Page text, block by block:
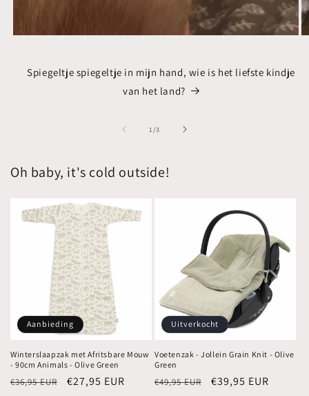
Spiegeltje spiegeltje in mijn hand, wie is het liefste kindje
van het land?
1 /van
3
Oh baby, it's cold outside!
Aanbieding
Winterslaapzak met Afritsbare Mouw
- 90cm Animals - Olive Green
Normale
€36,95 EUR Aanbiedingsprijs
€27,95 EUR
Uitverkocht
Voetenzak - Jollein Grain Knit - Olive
Green
Normale
€49,95 EUR Aanbiedingsprijs
€39,95 EUR